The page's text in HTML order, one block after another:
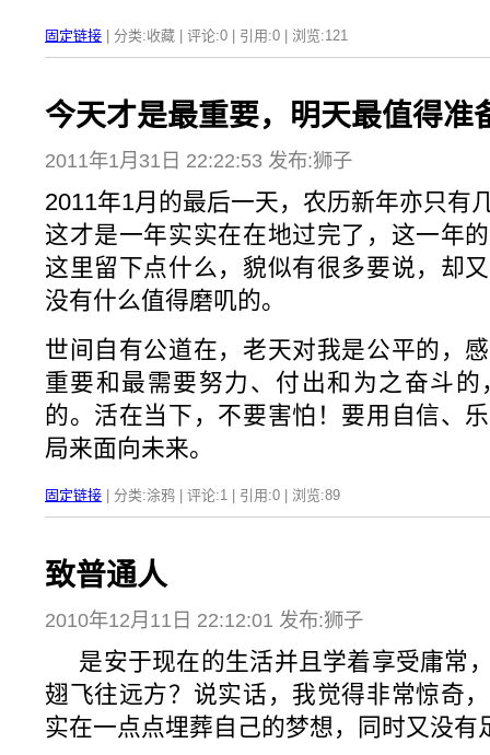
固定链接 | 分类:收藏 | 评论:0 | 引用:0 | 浏览:121
今天才是最重要，明天最值得准
2011年1月31日 22:22:53 发布:狮子
2011年1月的最后一天，农历新年亦只有
这才是一年实实在在地过完了，这一年
这里留下点什么，貌似有很多要说，却
没有什么值得磨叽的。
世间自有公道在，老天对我是公平的，
重要和最需要努力、付出和为之奋斗
的。活在当下，不要害怕！要用自信、
局来面向未来。
固定链接 | 分类:涂鸦 | 评论:1 | 引用:0 | 浏览:89
致普通人
2010年12月11日 22:12:01 发布:狮子
是安于现在的生活并且学着享受庸常
翅飞往远方？说实话，我觉得非常惊奇
实在一点点埋葬自己的梦想，同时又没有